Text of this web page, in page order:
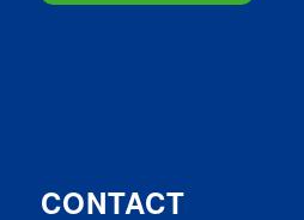
CONTACT